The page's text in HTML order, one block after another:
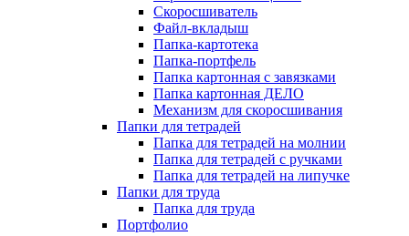
Скоросшиватель
Файл-вкладыш
Папка-картотека
Папка-портфель
Папка картонная с завязками
Папка картонная ДЕЛО
Механизм для скоросшивания
Папки для тетрадей
Папка для тетрадей на молнии
Папка для тетрадей с ручками
Папка для тетрадей на липучке
Папки для труда
Папка для труда
Портфолио